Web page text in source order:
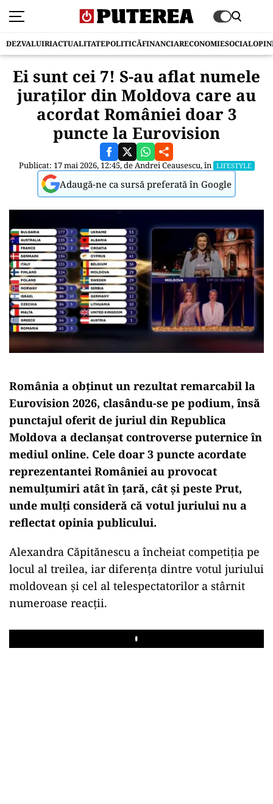
DEZVALUIRIACTUALITATEPOLITICĂFINANCIARECONOMIESOCIAL
Ei sunt cei 7! S-au aflat numele
juraților din Moldova care au
acordat României doar 3
puncte la Eurovision
Publicat: 17 mai 2026, 12:45, deAndrei Ceausescu, în LIFESTYLE
Adaugă-ne ca sursă preferată în Google
România a obținut un rezultat remarcabil la
Eurovision 2026, clasându-se pe podium, însă
punctajul oferit de juriul din Republica
Moldova a declanșat controverse puternice în
mediul online. Cele doar 3 puncte acordate
reprezentantei României au provocat
nemulțumiri atât în țară, cât și peste Prut,
unde mulți consideră că votul juriului nu a
reflectat opinia publicului.
Alexandra Căpitănescu a încheiat competiția pe
locul al treilea, iar diferența dintre votul juriului
moldovean și cel al telespectatorilor a stârnit
numeroase reacții.
Play